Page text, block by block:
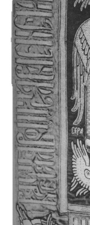
в
Главная